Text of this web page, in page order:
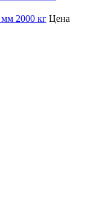
2000 кг Цена